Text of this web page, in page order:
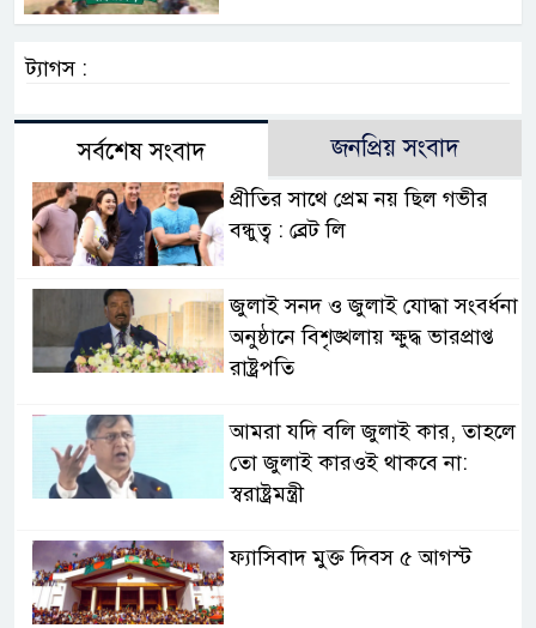
ট্যাগস :
সর্বশেষ সংবাদ জনপ্রিয় সংবাদ
প্রীতির সাথে প্রেম নয় ছিল গভীর
বন্ধুত্ব : ব্রেট লি
জুলাই সনদ ও জুলাই যোদ্ধা সংবর্ধনা
অনুষ্ঠানে বিশৃঙ্খলায় ক্ষুদ্ধ ভারপ্রাপ্ত
রাষ্ট্রপতি
আমরা যদি বলি জুলাই কার, তাহলে
তো জুলাই কারওই থাকবে না:
স্বরাষ্ট্রমন্ত্রী
ফ্যাসিবাদ মুক্ত দিবস ৫ আগস্ট